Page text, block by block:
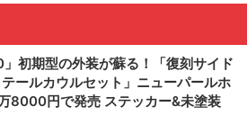
」初期型の外装が蘇る！「復刻サイド
ールカウルセット」ニューパールホ
8000円で発売 ステッカー&未塗装